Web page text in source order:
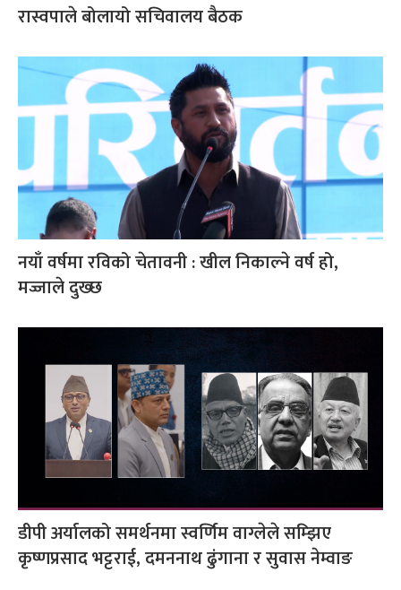
रास्वपाले बोलायो सचिवालय बैठक
नयाँ वर्षमा रविको चेतावनी : खील निकाल्ने वर्ष हो,
मज्जाले दुख्छ
डीपी अर्यालको समर्थनमा स्वर्णिम वाग्लेले सम्झिए
कृष्णप्रसाद भट्टराई, दमननाथ ढुंगाना र सुवास नेम्वाङ